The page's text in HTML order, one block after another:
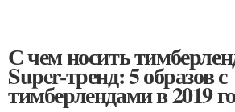
С чем носить
Super-тренд: 5 образов с
тимберлендами в 2019